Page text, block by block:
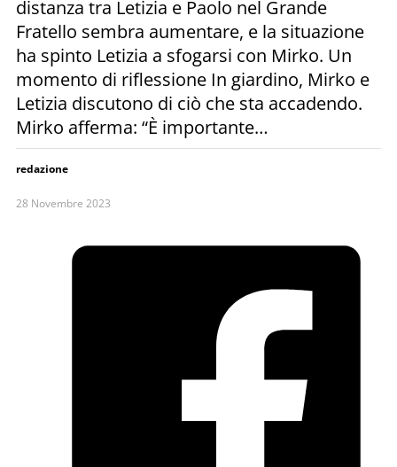
distanza tra Letizia e Paolo nel Grande
Fratello sembra aumentare, e la situazione
ha spinto Letizia a sfogarsi con Mirko. Un
momento di riflessione In giardino, Mirko e
Letizia discutono di ciò che sta accadendo.
Mirko afferma: “È importante…
redazione
28 Novembre 2023